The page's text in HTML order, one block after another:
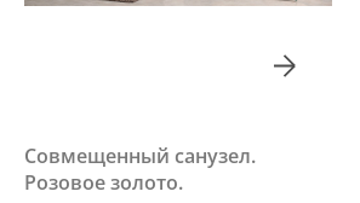
Совмещенный санузел.
Розовое золото.